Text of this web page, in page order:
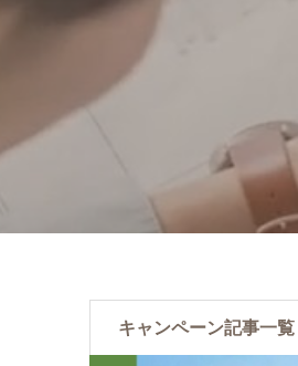
キャンペーン記事一覧